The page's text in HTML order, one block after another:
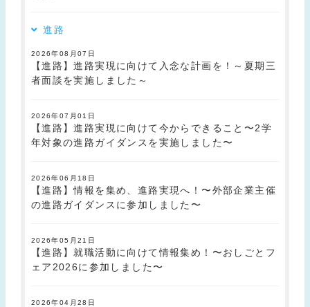
進路
2026年08月07日
【進路】進路実現に向けて入念な計画を！～夏期三
者面談を実施しました～
2026年07月01日
【進路】進路実現に向けて今からできること〜2学
年対象の進路ガイダンスを実施しました〜
2026年06月18日
【進路】情報を集め、進路実現へ！〜外部企業主催
の進路ガイダンスに参加しました〜
2026年05月21日
【進路】就職活動に向けて情報集め！〜おしごとフ
ェア2026に参加しました〜
2026年04月28日